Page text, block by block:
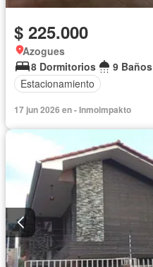
$ 225.000
Azogues
8 Dormitorios
9 Baños
Estacionamiento
17 jun 2026 en - Inmoimpakto